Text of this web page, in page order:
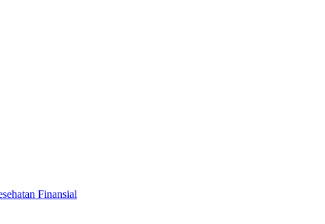
Finansial